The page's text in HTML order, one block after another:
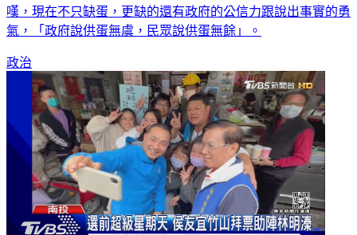
嘆，現在不只缺蛋，更缺的還有政府的公信力跟說出事實的勇
氣，「政府說供蛋無虞，民眾說供蛋無餘」。
政治